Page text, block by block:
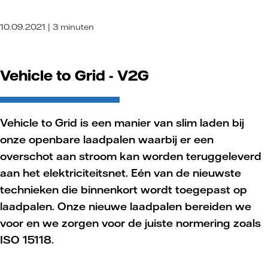
10.09.2021 | 3 minuten
Vehicle to Grid - V2G
Vehicle to Grid is een manier van slim laden bij
onze openbare laadpalen waarbij er een
overschot aan stroom kan worden teruggeleverd
aan het elektriciteitsnet. Eén van de nieuwste
technieken die binnenkort wordt toegepast op
laadpalen. Onze nieuwe laadpalen bereiden we
voor en we zorgen voor de juiste normering zoals
ISO 15118.